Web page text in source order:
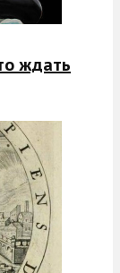
ждать